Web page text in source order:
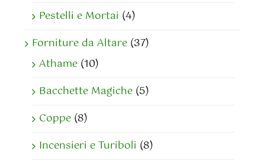
Pestelli e Mortai (4)
Forniture da Altare (37)
Athame (10)
Bacchette Magiche (5)
Coppe (8)
Incensieri e Turiboli (8)